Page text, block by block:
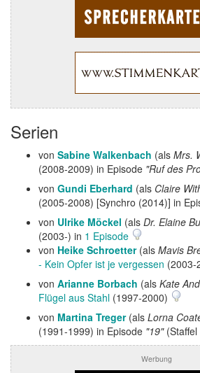
Serien
von Sabine Walkenbach (als Mrs.
(2008-2009) in Episode "Ruf des
von Gundi Eberhard (als Claire
(2005-2008) [Synchro (2014)] in
von Ulrike Möckel (als Dr. Elaine
(2003-) in 1 Episode
von Heike Schroetter(als Mavis
- Kein Opfer ist je vergessen (2003-
von Arianne Borbach (als Kate
Flügel aus Stahl (1997-2000)
von Martina Treger(als Lorna
(1991-1999) in Episode "19"(Staffel
Werbung